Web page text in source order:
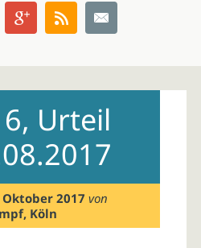
Urteil
Oktober 2017 von
Köln